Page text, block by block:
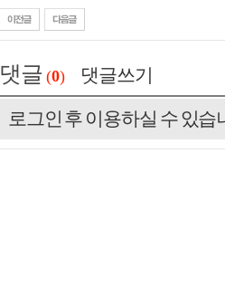
댓글(0)
댓글쓰기
로그인 후 이용하실 수 있